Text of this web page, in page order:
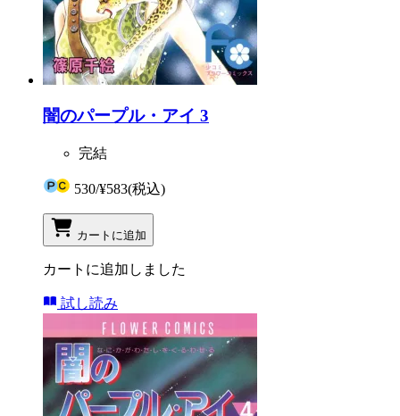
闇のパープル・アイ 3
完結
530/¥583(税込)
カートに追加
カートに追加しました
試し読み